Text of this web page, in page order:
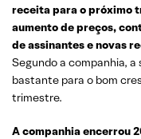
receita para o próximo
aumento de preços,
de assinantes e novas
Segundo a companhia, a
bastante para o bom
trimestre.
A companhia encerrou